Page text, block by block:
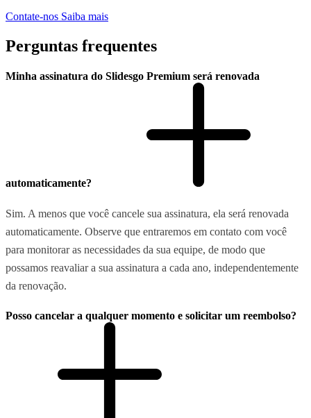
Contate-nos Saiba mais
Perguntas frequentes
Minha assinatura do Slidesgo Premium será renovada
automaticamente?
Sim. A menos que você cancele sua assinatura, ela será renovada
automaticamente. Observe que entraremos em contato com você
para monitorar as necessidades da sua equipe, de modo que
possamos reavaliar a sua assinatura a cada ano, independentemente
da renovação.
Posso cancelar a qualquer momento e solicitar um reembolso?